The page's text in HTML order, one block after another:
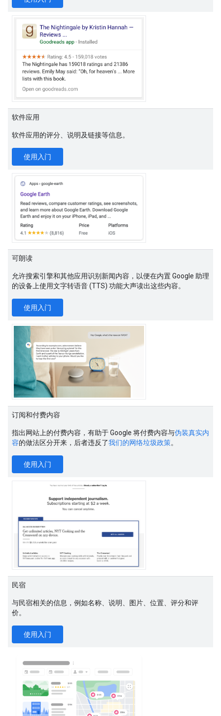
软件应用
软件应用的评分、说明及链接等信息。
使用入门
可朗读
允许搜索引擎和其他应用识别新闻内容，以便在内置 Google 助理
的设备上使用文字转语音 (TTS) 功能大声读出这些内容。
使用入门
订阅和付费内容
指出网站上的付费内容，有助于 Google 将付费内容与伪装真实内
容的做法区分开来，后者违反了我们的网络垃圾政策。
使用入门
民宿
与民宿相关的信息，例如名称、说明、图片、位置、评分和评
价。
使用入门